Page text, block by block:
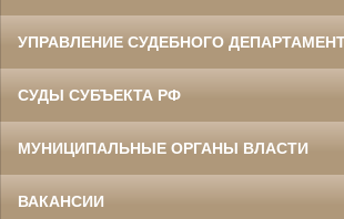
УПРАВЛЕНИЕ СУДЕБНОГО
СУДЫ СУБЪЕКТА РФ
МУНИЦИПАЛЬНЫЕ ОРГАНЫ ВЛАСТИ
ВАКАНСИИ